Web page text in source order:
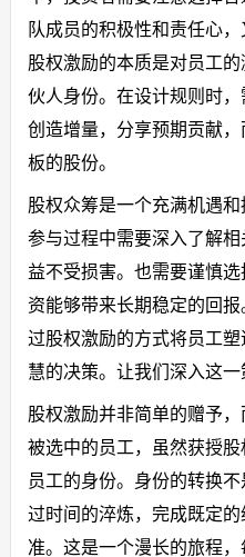
队成员的积极性和责任心
股权激励的本质是对员工
伙人身份。在设计规则时
创造增量，分享预期贡献
板的股份。
股权众筹是一个充满机遇
参与过程中需要深入了解
益不受损害。也需要谨慎
资能够带来长期稳定的回
过股权激励的方式将员工
慧的决策。让我们深入这一
股权激励并非简单的赠予，
被选中的员工，虽然获授
员工的身份。身份的转换
过时间的淬炼，完成既定
准。这是一个漫长的旅程